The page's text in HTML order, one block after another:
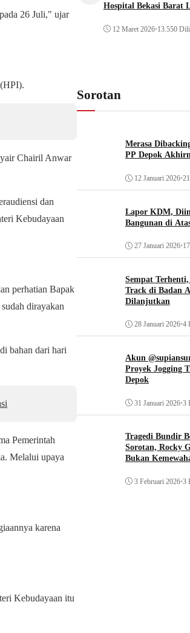
26 Juli," ujar
Chairil Anwar
dan
Kebudayaan
perhatian Bapak
dirayakan
bahan dari hari
Pemerintah
Melalui upaya
karena
Kebudayaan itu
Hospital Bekasi Barat
12 Maret 2026•13.550
Sorotan
Merasa
PP Depok
12 Januari 2026•
Lapor KDM,
Bangunan di
27 Januari 2026•
Sempat
Track di Badan
Dilanjutkan
28 Januari 2026•4
Akun
Proyek Jogging
Depok
31 Januari 2026•3
Tragedi Bundir
Sorotan, Rocky
Bukan
3 Februari 2026•3